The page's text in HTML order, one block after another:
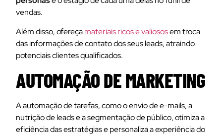
vendas.
Além disso, ofereçamateriais ricos e valiososem troca
das informações de contato dos seus leads, atraindo
potenciais clientes qualificados.
AUTOMAÇÃO DE MARKETING
A automação de tarefas, como o envio de e-mails, a
nutrição de leads e a segmentação de público, otimiza a
eficiência das estratégias e personaliza a experiência do